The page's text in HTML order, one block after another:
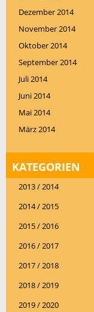
Dezember 2014
November 2014
Oktober 2014
September 2014
Juli 2014
Juni 2014
Mai 2014
März 2014
KATEGORIEN
2013 / 2014
2014 / 2015
2015 / 2016
2016 / 2017
2017 / 2018
2018 / 2019
2019 / 2020